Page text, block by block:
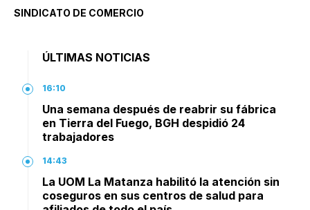
SINDICATO DE COMERCIO
ÚLTIMAS NOTICIAS
16:10
Una semana después de reabrir su fábrica
en Tierra del Fuego, BGH despidió 24
trabajadores
14:43
La UOM La Matanza habilitó la atención sin
coseguros en sus centros de salud para